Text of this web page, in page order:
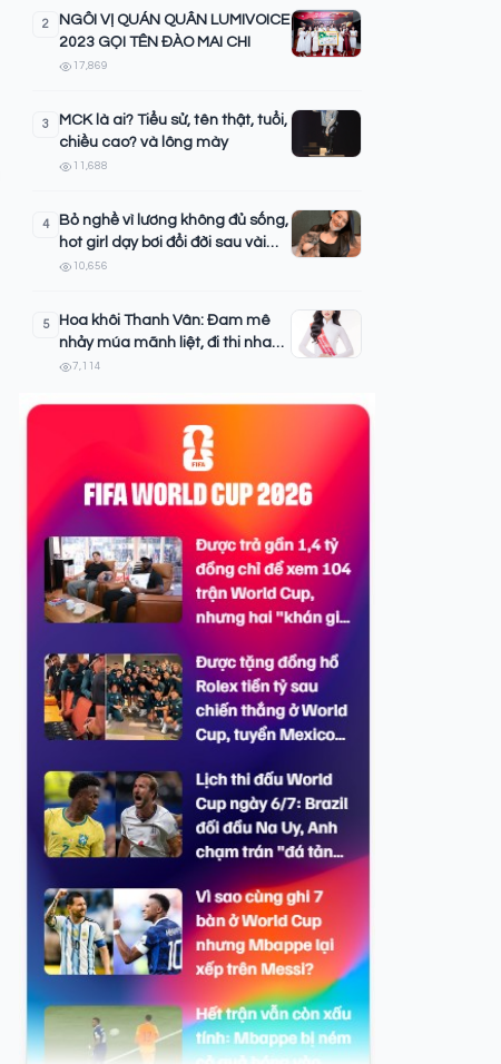
2
NGÔI VỊ QUÁN QUÂN LUMIVOICE
2023 GỌI TÊN ĐÀO MAI CHI
17,869
3
MCK là ai? Tiểu sử, tên thật, tuổi,
chiều cao? và lông mày
11,688
4
Bỏ nghề vì lương không đủ sống,
hot girl dạy bơi đổi đời sau vài
thước phim
10,656
5
Hoa khôi Thanh Vân: Đam mê
nhảy múa mãnh liệt, đi thi nhan
sắc để chứng minh sinh viên
7,114